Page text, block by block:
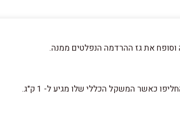
את גז ההרדמה הנפלטים ממנה.
כאשר המשקל הכללי שלו מגיע ל- 1 ק"ג.